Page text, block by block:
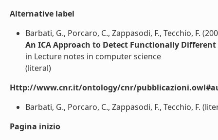
Alternative label
Barbati, G., Porcaro, C., Zappasodi, F., Tecchio, F.
An ICA Approach to Detect Functionally
in Lecture notes in computer science
(literal)
Http://www.cnr.it/ontology/cnr/
Barbati, G., Porcaro, C., Zappasodi, F., Tecchio, F.
Pagina inizio